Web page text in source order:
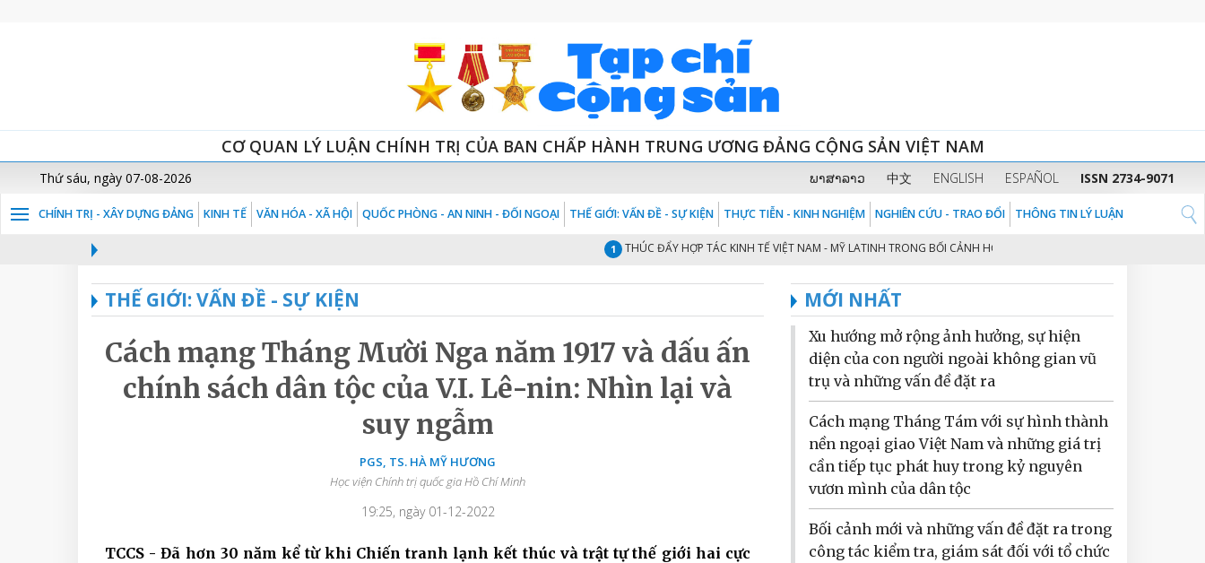
CƠ QUAN LÝ LUẬN CHÍNH TRỊ CỦA BAN CHẤP HÀNH TRUNG ƯƠNG ĐẢNG CỘNG SẢN VIỆT NAM
Thứ sáu, ngày 07-08-2026 ພາສາລາວ 中文 ENGLISH ESPAÑOL ISSN 2734-9071
CHÍNH TRỊ - XÂY DỰNG ĐẢNG KINH TẾ VĂN HÓA - XÃ HỘI QUỐC PHÒNG - AN NINH - ĐỐI NGOẠI THẾ GIỚI: VẤN ĐỀ - SỰ KIỆN THỰC TIỄN - KINH NGHIỆM NGHIÊN CỨU - TRAO ĐỔI THÔNG TIN LÝ LUẬN
THÚC ĐẨY HỢP TÁC KINH TẾ VIỆT NAM - MỸ LATINH TRONG BỐI CẢNH HỘI NHẬP QUỐC TẾ
THẾ GIỚI: VẤN ĐỀ - SỰ KIỆN
Cách mạng Tháng Mười Nga năm 1917 và dấu ấn
chính sách dân tộc của V.I. Lê-nin: Nhìn lại và
suy ngẫm
PGS, TS. HÀ MỸ HƯƠNG
Học viện Chính trị quốc gia Hồ Chí Minh
19:25, ngày 01-12-2022
TCCS - Đã hơn 30 năm kể từ khi Chiến tranh lạnh kết thúc và trật tự thế giới hai cực
MỚI NHẤT
Xu hướng mở rộng ảnh hưởng, sự hiện
diện của con người ngoài không gian vũ
trụ và những vấn đề đặt ra
Cách mạng Tháng Tám với sự hình thành
nền ngoại giao Việt Nam và những giá trị
cần tiếp tục phát huy trong kỷ nguyên
vươn mình của dân tộc
Bối cảnh mới và những vấn đề đặt ra trong
công tác kiểm tra, giám sát đối với tổ chức